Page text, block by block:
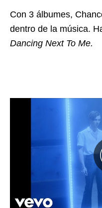
Con 3 álbumes,
dentro de la música.
Dancing Next To Me.